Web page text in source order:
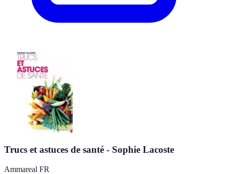
Trucs et astuces de santé - Sophie Lacoste
Ammareal FR